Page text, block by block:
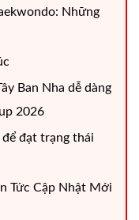
Những
Ban Nha dễ dàng
2026
đạt trạng thái
Tức Cập Nhật Mới